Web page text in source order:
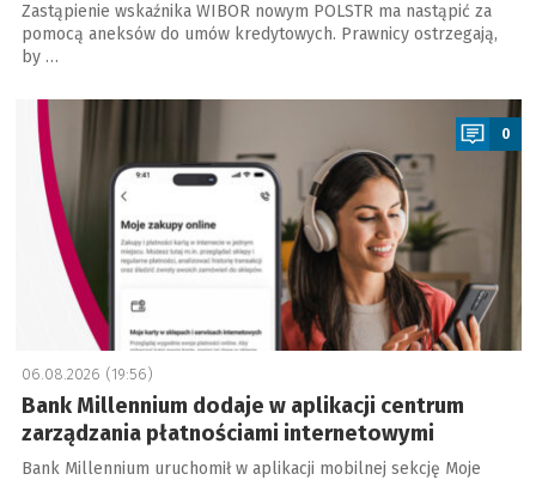
Zastąpienie wskaźnika WIBOR nowym POLSTR ma nastąpić za
pomocą aneksów do umów kredytowych. Prawnicy ostrzegają,
by …
0
06.08.2026 (19:56)
Bank Millennium dodaje w aplikacji centrum
zarządzania płatnościami internetowymi
Bank Millennium uruchomił w aplikacji mobilnej sekcję Moje